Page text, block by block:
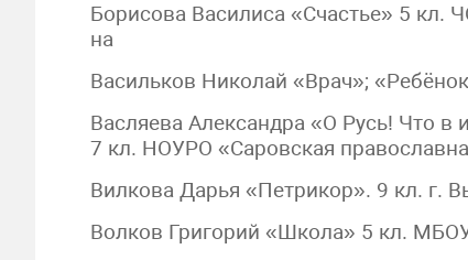
Борисова Василиса «Счастье» 5 кл.
на
Васильков Николай «Врач»;
Васляева Александра «О Русь! Что в
7 кл. НОУРО «Саровская
Вилкова Дарья «Петрикор». 9 кл. г.
Волков Григорий «Школа» 5 кл.